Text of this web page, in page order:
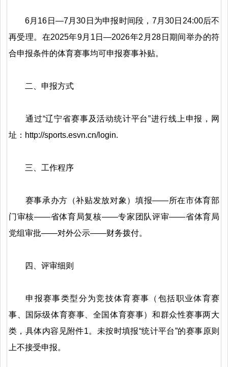
6月16日—7月30日为申报时间段，7月30日24:00后不
再受理。在2025年9月1日—2026年2月28日期间举办的符
合申报条件的体育赛事均可申报赛事补贴。
二、申报方式
通过“辽宁省赛事及活动统计平台”进行线上申报，网
址：http://sports.esvn.cn/login.
三、工作程序
赛事承办方（补贴发放对象）填报——所在市体育部
门审核——省体育局复核——专家团队评审——省体育局
党组审批——对外公示——财务拨付。
四、评审细则
申报赛事类型分为竞技体育赛事（包括职业体育赛
事、国际级体育赛事、全国体育赛事）和群众性赛事两大
类，具体内容见附件1。未按时填报“统计平台”的赛事原则
上不接受申报。